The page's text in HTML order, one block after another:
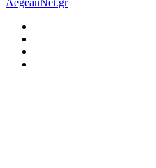
AegeanNet.gr